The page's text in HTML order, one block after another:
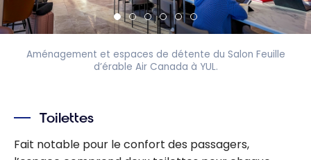
Aménagement et espaces de détente du Salon Feuille
d’érable Air Canada à YUL.
Toilettes
Fait notable pour le confort des passagers,